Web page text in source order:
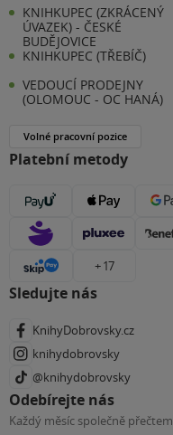
KNIHKUPEC (ZKRÁCENÝ
ÚVAZEK) - ČESKÉ
BUDĚJOVICE
KNIHKUPEC (TŘEBÍČ)
VEDOUCÍ PRODEJNY
(OLOMOUC - OC HANÁ)
Volné pracovní pozice
Platební metody
+ 17
Sledujte nás
KnihyDobrovsky.cz
knihydobrovsky
@knihydobrovsky
Odebírejte nás
Každý měsíc společně